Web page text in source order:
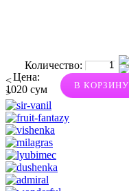
Количество:
Цена:
1020 сум
В КОРЗИНУ
<
>